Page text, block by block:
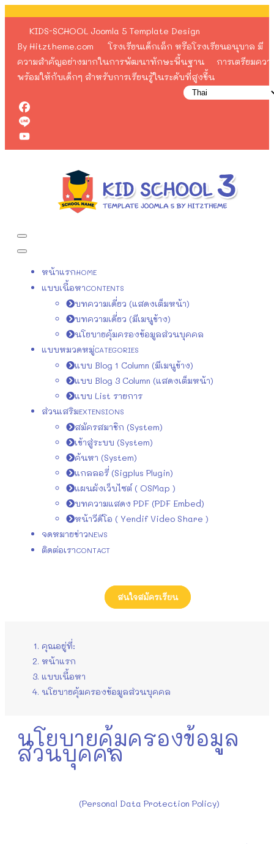
KIDS-SCHOOL Joomla 5 Template Design
By Hitztheme.com โรงเรียนเด็กเล็ก หรือโรงเรียนอนุบาล มี
ความสำคัญอย่างมากในการพัฒนาทักษะพื้นฐาน การเตรียมควา
พร้อมให้กับเด็กๆ สำหรับการเรียนรู้ในระดับที่สูงขึ้น
YouTube
หน้าแรกHOME
แบบเนื้อหาCONTENTS
บทความเดี่ยว (แสดงเต็มหน้า)
บทความเดี่ยว (มีเมนูข้าง)
นโยบายคุ้มครองข้อมูลส่วนบุคคล
แบบหมวดหมู่CATEGORIES
แบบ Blog 1 Column (มีเมนูข้าง)
แบบ Blog 3 Column (แสดงเต็มหน้า)
แบบ List รายการ
ส่วนเสริมEXTENSIONS
สมัครสมาชิก (System)
เข้าสู่ระบบ (System)
ค้นหา (System)
แกลลอรี่ (Sigplus Plugin)
แผนผังเว็บไซต์ ( OSMap )
บทความแสดง PDF (PDF Embed)
หน้าวีดีโอ ( Yendif Video Share )
จดหมายข่าวNEWS
ติดต่อเราCONTACT
สนใจสมัครเรียน
คุณอยู่ที่:
หน้าแรก
แบบเนื้อหา
นโยบายคุ้มครองข้อมูลส่วนบุคคล
นโยบายคุ้มครองข้อมูล
ส่วนบุคคล
(Personal Data Protection Policy)